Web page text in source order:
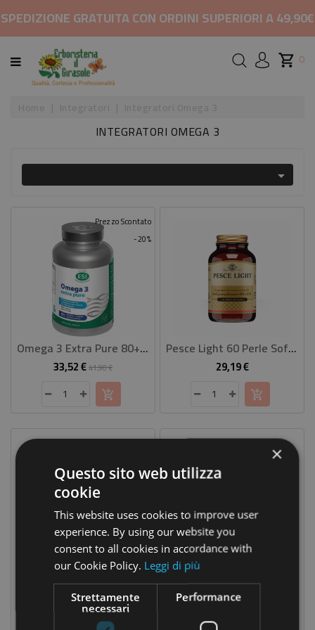
SPEDIZIONE GRATUITA CON ORDINI SUPERIORI A 49,90€
CATEGORIA
HOME
COSMETICI
ALIMENTAZIONE
INTEGRATORI
CONTATTACI
0
INTEGRATORI OMEGA 3

-20%
Prezzo Scontato
Omega 3 Extra Pure 80+40 Perle
33,52 €Prezzo
base
41,90 €Prezzo
Pesce Light 60 Perle Softgels
29,19 €Prezzo
Omega Mix 60 Perle Softgels
44,01 €Prezzo 47,99 €Prezzo
×
Questo sito web utilizza
cookie
This website uses cookies to improve user
experience. By using our website you
consent to all cookies in accordance with
our Cookie Policy. Leggi di più
Strettamente
necessari
Performance